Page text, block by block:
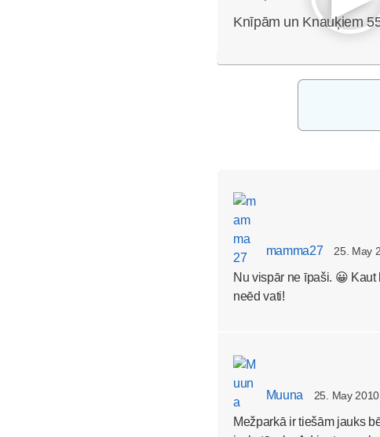
Knīpām un Knauķiem
mamma27 25. May
Nu vispār ne īpaši. 😀
neēd vati!
Muuna 25. May
Mežparkā ir tiešām jauks